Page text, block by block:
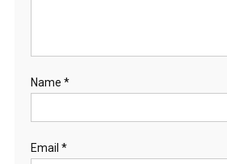
Name *
Email *